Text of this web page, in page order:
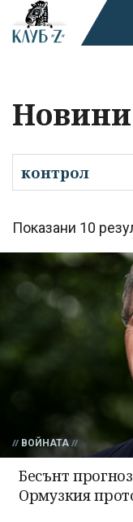
Новини
Показани 10
ВОЙНАТА
Бесънт
Ормузкия